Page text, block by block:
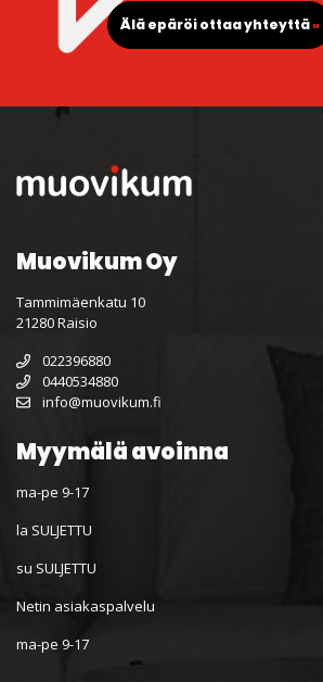
Älä epäröi ottaa yhteyttä»
Muovikum Oy
Tammimäenkatu 10
21280 Raisio
022396880
0440534880
info@muovikum.fi
Myymälä avoinna
ma-pe 9-17
la SULJETTU
su SULJETTU
Netin asiakaspalvelu
ma-pe 9-17